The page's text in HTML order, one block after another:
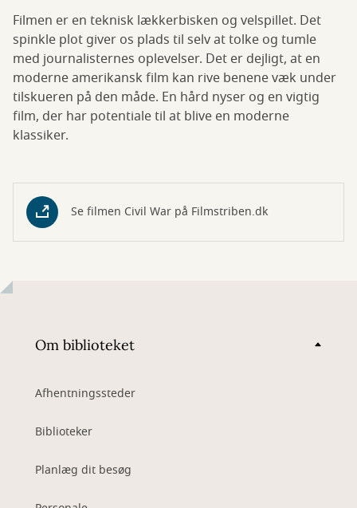
Filmen er en teknisk lækkerbisken og velspillet. Det
spinkle plot giver os plads til selv at tolke og tumle
med journalisternes oplevelser. Det er dejligt, at en
moderne amerikansk film kan rive benene væk under
tilskueren på den måde. En hård nyser og en vigtig
film, der har potentiale til at blive en moderne
klassiker.
Se filmen Civil War på Filmstriben.dk
Om biblioteket
Afhentningssteder
Biblioteker
Planlæg dit besøg